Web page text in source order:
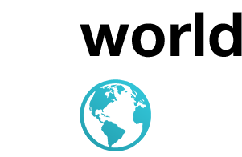
MARIUSZ ŁAMAGA 04.10.2025
Domowy Przepis na
Odmrażacz do Szyb –
Skuteczny i Tani